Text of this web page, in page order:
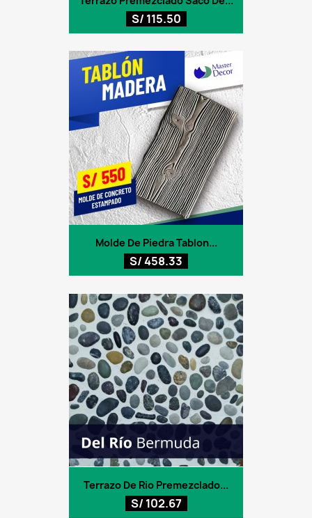
S/ 115.50
Molde De Piedra Tablon...
S/ 458.33
Terrazo De Rio Premezclado...
S/ 102.67